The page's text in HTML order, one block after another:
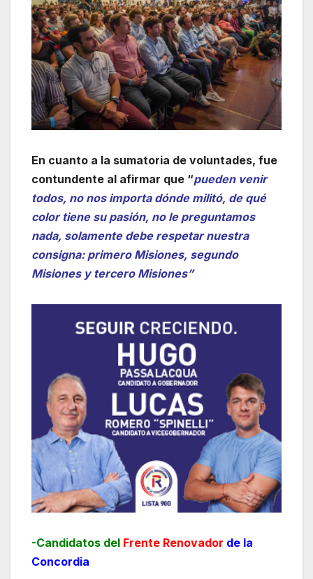
En cuanto a la sumatoria de voluntades, fue
contundente al afirmar que “pueden venir
todos, no nos importa dónde militó, de qué
color tiene su pasión, no le preguntamos
nada, solamente debe respetar nuestra
consigna: primero Misiones, segundo
Misiones y tercero Misiones”
-Candidatos del Frente Renovador de la
Concordia